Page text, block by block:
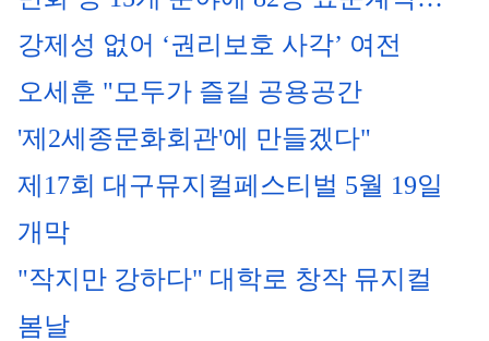
강제성 없어 ‘권리보호 사각’ 여전
오세훈 "모두가 즐길 공용공간
'제2세종문화회관'에 만들겠다"
제17회 대구뮤지컬페스티벌 5월 19일
개막
"작지만 강하다" 대학로 창작 뮤지컬
봄날